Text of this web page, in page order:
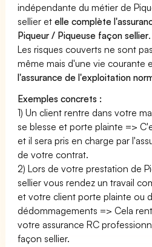
indépendante du métier de
sellier etelle complète
Piqueur / Piqueuse façon sellier.
Les risques couverts ne sont
même mais d'une vie courante
l'assurance de l'exploitation
Exemples concrets :
1) Un client rentre dans votre
se blesse et porte plainte =>
et il sera pris en charge par
de votre contrat.
2) Lors de votre prestation de
sellier vous rendez un travail
et votre client porte plainte ou
dédommagements => Cela
votre assurance RC
façon sellier.